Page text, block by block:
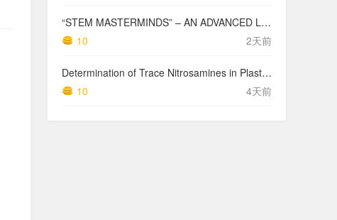
“STEM MASTERMINDS” – AN ADVANCED LEVEL INTEGRATED STEM CURRICULUM
10
2天前
Determination of Trace Nitrosamines in Plastic Pharmaceutical Packaging Materials
10
4天前